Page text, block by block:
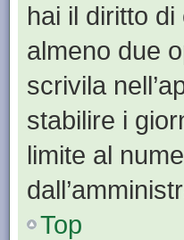
hai il diritto
almeno due
scrivila
stabilire i
limite al
Top